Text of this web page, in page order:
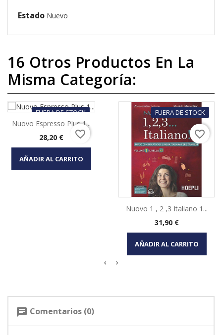
Estado Nuevo
16 Otros Productos En La
Misma Categoría:
FUERA DE STOCK
Nuovo Espresso Plus 1...
Precio
28,20 €
AÑADIR AL CARRITO
favorite_border
FUERA DE STOCK
Nuovo 1 , 2 ,3 Italiano 1...
Precio
31,90 €
AÑADIR AL CARRITO
favorite_border
chat Comentarios (0)